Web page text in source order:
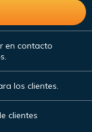
en contacto
los clientes.
clientes